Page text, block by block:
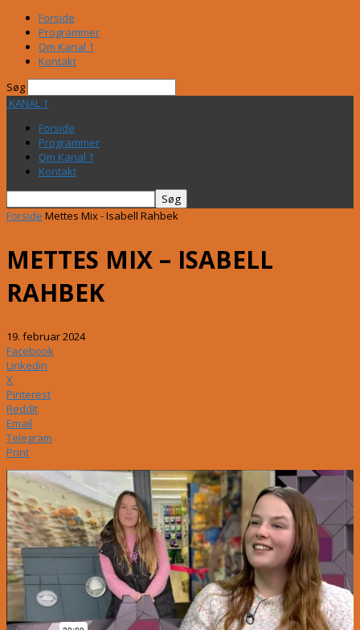
Forside
Programmer
Om Kanal 1
Kontakt
Søg
KANAL 1
Forside
Programmer
Om Kanal 1
Kontakt
Forside Mettes Mix - Isabell Rahbek
METTES MIX – ISABELL
RAHBEK
19. februar 2024
Facebook
Linkedin
X
Pinterest
ReddIt
Email
Telegram
Print